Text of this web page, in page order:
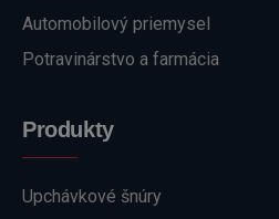
Automobilový priemysel
Potravinárstvo a farmácia
Produkty
Upchávkové šnúry